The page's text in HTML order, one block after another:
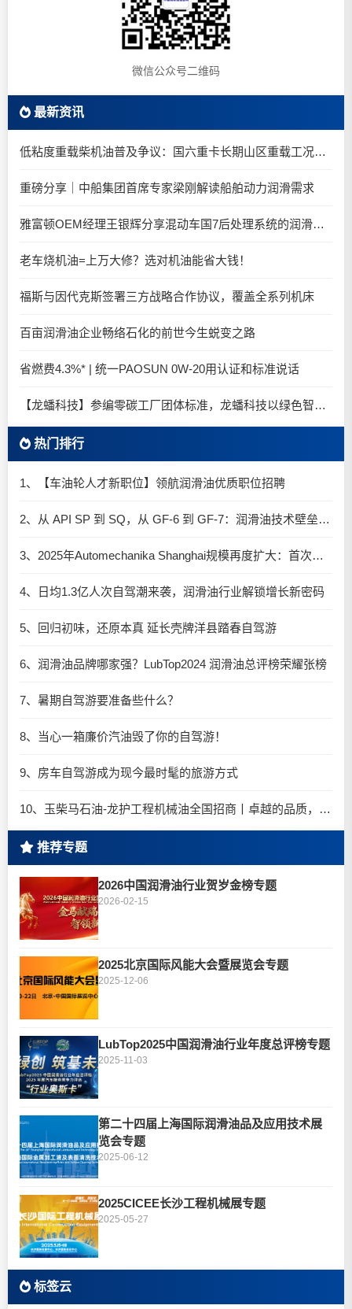
微信公众号二维码
最新资讯
低粘度重载柴机油普及争议：国六重卡长期山区重载工况是否适合0W-20柴油机油？
重磅分享｜中船集团首席专家梁刚解读船舶动力润滑需求
雅富顿OEM经理王银辉分享混动车国7后处理系统的润滑油要求
老车烧机油=上万大修？选对机油能省大钱！
福斯与因代克斯签署三方战略合作协议，覆盖全系列机床
百亩润滑油企业畅络石化的前世今生蜕变之路
省燃费4.3%* | 统一PAOSUN 0W-20用认证和标准说话
【龙蟠科技】参编零碳工厂团体标准，龙蟠科技以绿色智造锚定零碳未来
热门排行
1、【车油轮人才新职位】领航润滑油优质职位招聘
2、从 API SP 到 SQ，从 GF-6 到 GF-7：润滑油技术壁垒再升高，你准备好了吗？
3、2025年Automechanika Shanghai规模再度扩大：首次启用国家会展中心（上海）全部15个展馆
4、日均1.3亿人次自驾潮来袭，润滑油行业解锁增长新密码​
5、回归初味，还原本真 延长壳牌洋县踏春自驾游
6、润滑油品牌哪家强？LubTop2024 润滑油总评榜荣耀张榜
7、暑期自驾游要准备些什么？
8、当心一箱廉价汽油毁了你的自驾游！
9、房车自驾游成为现今最时髦的旅游方式
10、玉柴马石油-龙护工程机械油全国招商丨卓越的品质，专业的品牌！
推荐专题
2026中国润滑油行业贺岁金榜专题
2026-02-15
2025北京国际风能大会暨展览会专题
2025-12-06
LubTop2025中国润滑油行业年度总评榜专题
2025-11-03
第二十四届上海国际润滑油品及应用技术展
览会专题
2025-06-12
2025CICEE长沙工程机械展专题
2025-05-27
标签云